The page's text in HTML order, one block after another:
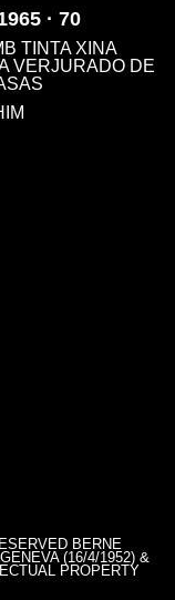
· 70
TINTA XINA
VERJURADO DE
BERNE
(16/4/1952) &
PROPERTY